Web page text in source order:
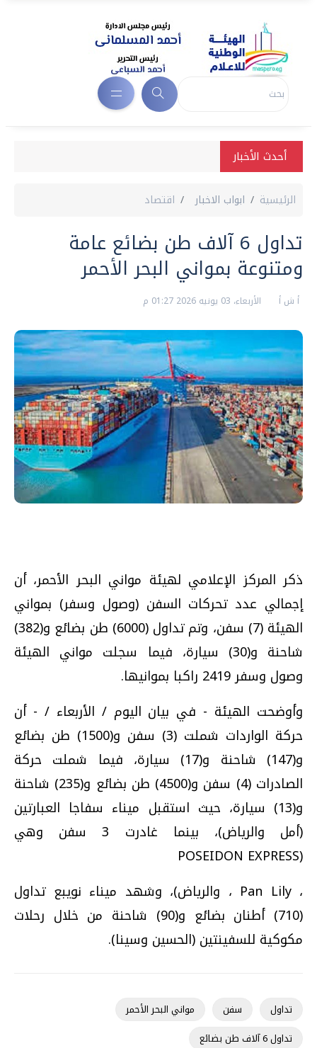
أحدث الأخبار
الرئيسية ابواب الاخبار اقتصاد
تداول 6 آلاف طن بضائع عامة
ومتنوعة بمواني البحر الأحمر
أ ش أ الأربعاء، 03 يونيه 2026 01:27 م
ذكر المركز الإعلامي لهيئة مواني البحر الأحمر، أن
إجمالي عدد تحركات السفن (وصول وسفر) بمواني
الهيئة (7) سفن، وتم تداول (6000) طن بضائع و(382)
شاحنة و(30) سيارة، فيما سجلت مواني الهيئة
وصول وسفر 2419 راكبا بموانيها.
وأوضحت الهيئة - في بيان اليوم / الأربعاء / - أن
حركة الواردات شملت (3) سفن و(1500) طن بضائع
و(147) شاحنة و(17) سيارة، فيما شملت حركة
الصادرات (4) سفن و(4500) طن بضائع و(235) شاحنة
و(13) سيارة، حيث استقبل ميناء سفاجا العبارتين
(أمل والرياض)، بينما غادرت 3 سفن وهي
(POSEIDON EXPRESS
، Pan Lily ، والرياض)، وشهد ميناء نويبع تداول
(710) أطنان بضائع و(90) شاحنة من خلال رحلات
مكوكية للسفينتين (الحسين وسينا).
تداول سفن
مواني البحر الأحمر
تداول 6 آلاف طن بضائع